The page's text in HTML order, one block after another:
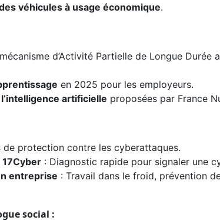
véhicules à usage économique.
d’Activité Partielle de Longue Durée
en 2025 pour les employeurs.
artificielle proposées par France
de protection contre les cyberattaques.
: Diagnostic rapide pour signaler une
entreprise : Travail dans le froid, prévention de
social :